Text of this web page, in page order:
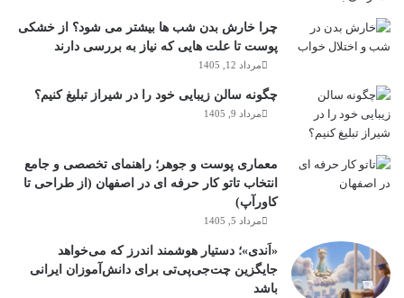
چرا خارش بدن شب ها بیشتر می شود؟ از خشکی
پوست تا علت هایی که نیاز به بررسی دارند
مرداد 12, 1405
چگونه سالن زیبایی خود را در شیراز تبلیغ کنیم؟
مرداد 9, 1405
معماری پوست و جوهر؛ راهنمای تخصصی و جامع
انتخاب تاتو کار حرفه ای در اصفهان (از طراحی تا
کاورآپ)
مرداد 5, 1405
«اَندی»؛ دستیار هوشمند اندرز که می‌خواهد
جایگزین چت‌جی‌پی‌تی برای دانش‌آموزان ایرانی
باشد